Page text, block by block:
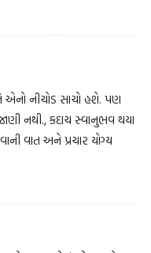
નીચોડ સાચો હશે. પણ
નથી., કદાચ સ્વાનુભવ થયા
વાત અને પ્રચાર યોગ્ય